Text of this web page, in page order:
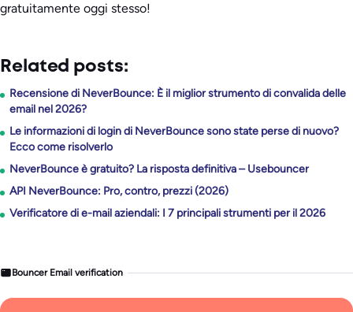
gratuitamente oggi stesso!
Related posts:
Recensione di NeverBounce: È il miglior strumento di convalida delle
email nel 2026?
Le informazioni di login di NeverBounce sono state perse di nuovo?
Ecco come risolverlo
NeverBounce è gratuito? La risposta definitiva – Usebouncer
API NeverBounce: Pro, contro, prezzi (2026)
Verificatore di e-mail aziendali: I 7 principali strumenti per il 2026
Bouncer Email verification